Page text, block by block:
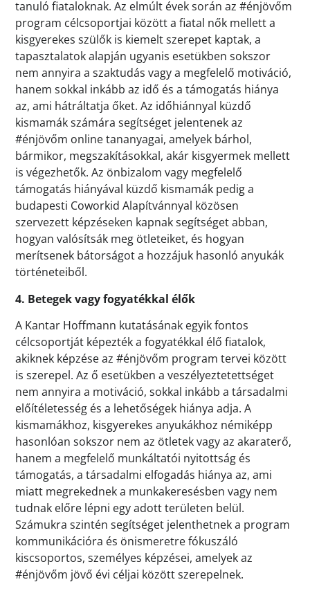
tanuló fiataloknak. Az elmúlt évek során az #énjövőm
program célcsoportjai között a fiatal nők mellett a
kisgyerekes szülők is kiemelt szerepet kaptak, a
tapasztalatok alapján ugyanis esetükben sokszor
nem annyira a szaktudás vagy a megfelelő motiváció,
hanem sokkal inkább az idő és a támogatás hiánya
az, ami hátráltatja őket. Az időhiánnyal küzdő
kismamák számára segítséget jelentenek az
#énjövőm online tananyagai, amelyek bárhol,
bármikor, megszakításokkal, akár kisgyermek mellett
is végezhetők. Az önbizalom vagy megfelelő
támogatás hiányával küzdő kismamák pedig a
budapesti Coworkid Alapítvánnyal közösen
szervezett képzéseken kapnak segítséget abban,
hogyan valósítsák meg ötleteiket, és hogyan
merítsenek bátorságot a hozzájuk hasonló anyukák
történeteiből.
4. Betegek vagy fogyatékkal élők
A Kantar Hoffmann kutatásának egyik fontos
célcsoportját képezték a fogyatékkal élő fiatalok,
akiknek képzése az #énjövőm program tervei között
is szerepel. Az ő esetükben a veszélyeztetettséget
nem annyira a motiváció, sokkal inkább a társadalmi
előítéletesség és a lehetőségek hiánya adja. A
kismamákhoz, kisgyerekes anyukákhoz némiképp
hasonlóan sokszor nem az ötletek vagy az akaraterő,
hanem a megfelelő munkáltatói nyitottság és
támogatás, a társadalmi elfogadás hiánya az, ami
miatt megrekednek a munkakeresésben vagy nem
tudnak előre lépni egy adott területen belül.
Számukra szintén segítséget jelenthetnek a program
kommunikációra és önismeretre fókuszáló
kiscsoportos, személyes képzései, amelyek az
#énjövőm jövő évi céljai között szerepelnek.